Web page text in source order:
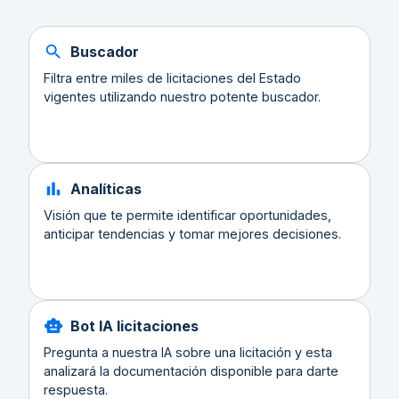
Buscador
Filtra entre miles de licitaciones del Estado
vigentes utilizando nuestro potente buscador.
Analíticas
Visión que te permite identificar oportunidades,
anticipar tendencias y tomar mejores decisiones.
Bot IA licitaciones
Pregunta a nuestra IA sobre una licitación y esta
analizará la documentación disponible para darte
respuesta.